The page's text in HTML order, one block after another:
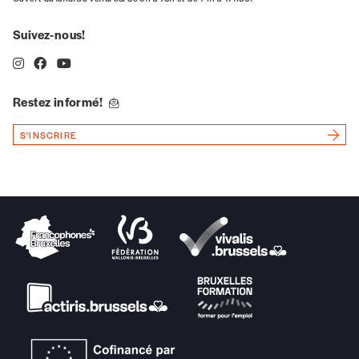
*Prix indicatif, frais de port inclus
en Belgique)
Je commande au numéro
Suivez-nous!
Restez informé!
S'INSCRIRE